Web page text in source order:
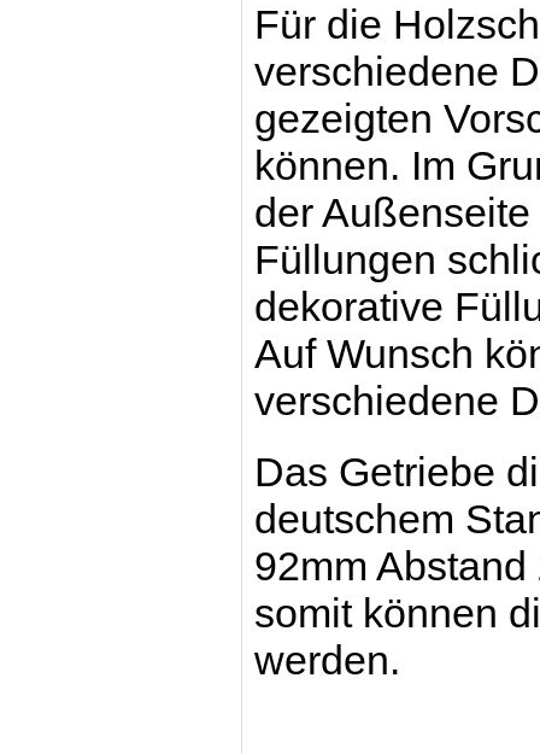
Für die
verschiedene
gezeigten
können. Im
der
Füllungen
dekorative
Auf Wunsch
verschiedene
Das Getriebe
deutschem
92mm
somit können
werden.